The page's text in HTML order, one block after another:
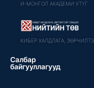
И-МОНГОЛ АКАДЕМИ УТҮГ
КИБЕР ХАЛДЛАГА,
Салбар
байгууллагууд